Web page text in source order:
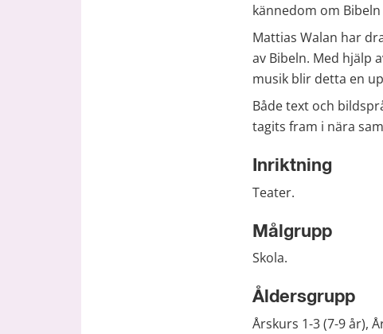
kännedom om
Mattias Walan har
av Bibeln. Med hjälp
musik blir detta en
Både text och
tagits fram i nära
Inriktning
Teater.
Målgrupp
Skola.
Åldersgrupp
Årskurs 1-3 (7-9 år),